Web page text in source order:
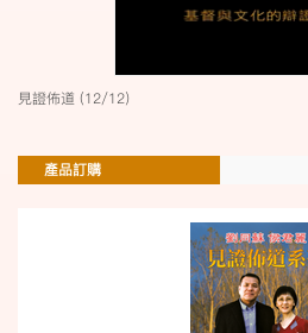
見證佈道 (12/12)
產品訂購